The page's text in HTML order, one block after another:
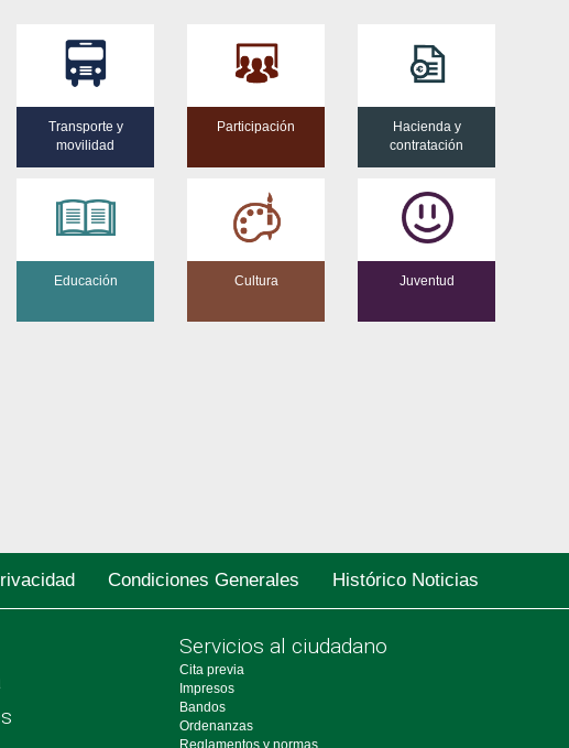
Transporte y
movilidad
Participación
Hacienda y
contratación
Educación Cultura Juventud
Condiciones Generales Histórico Noticias
Servicios al ciudadano
Cita previa
Impresos
Bandos
Ordenanzas